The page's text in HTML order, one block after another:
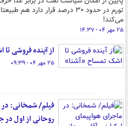
تورم در حدود ۳۰ درصد قرار
می‌کند!
۲۵ مهر ۰۴ - ۱۴:۳۷
از آینده فروشی
۲۵ مهر ۰۴ - ۰۹:۳۹
فیلم/ شمخانی: در
روحانی از اول در